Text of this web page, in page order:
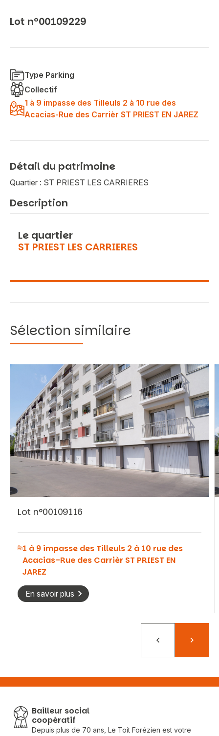
Rechercher
Lot n°00109229
Type Parking
Collectif
1 à 9 impasse des Tilleuls 2 à 10 rue des
Acacias-Rue des Carrièr ST PRIEST EN JAREZ
Détail du patrimoine
Quartier : ST PRIEST LES CARRIERES
Description
Le quartier
ST PRIEST LES CARRIERES
Sélection similaire
Lot n°00109116
1 à 9 impasse des Tilleuls 2 à 10 rue des
Acacias-Rue des Carrièr ST PRIEST EN
JAREZ
En savoir plus
PrécédentSuivant
Bailleur social
coopératif
Depuis plus de 70 ans, Le Toit Forézien est votre